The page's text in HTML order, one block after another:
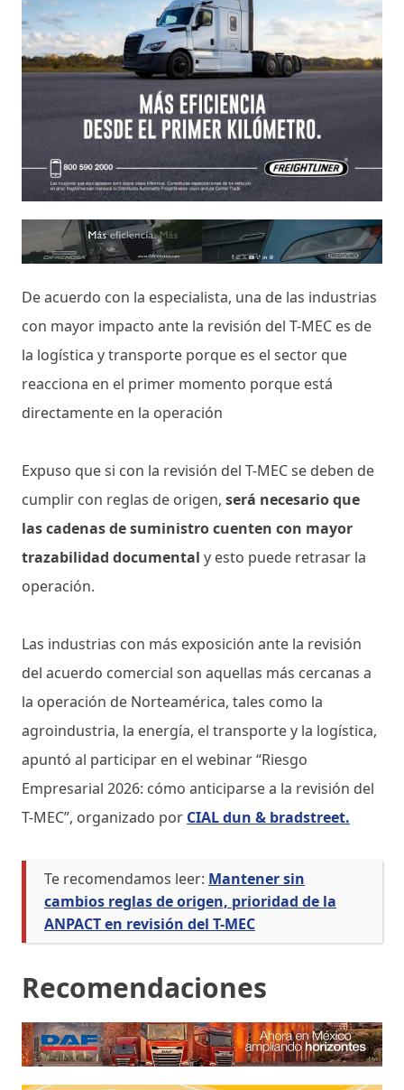
De acuerdo con la especialista, una de las industrias
con mayor impacto ante la revisión del T-MEC es de
la logística y transporte porque es el sector que
reacciona en el primer momento porque está
directamente en la operación
Expuso que si con la revisión del T-MEC se deben de
cumplir con reglas de origen, será necesario que
las cadenas de suministro cuenten con mayor
trazabilidad documental y esto puede retrasar la
operación.
Las industrias con más exposición ante la revisión
del acuerdo comercial son aquellas más cercanas a
la operación de Norteamérica, tales como la
agroindustria, la energía, el transporte y la logística,
apuntó al participar en el webinar “Riesgo
Empresarial 2026: cómo anticiparse a la revisión del
T-MEC”, organizado por CIAL dun & bradstreet.
Te recomendamos leer: Mantener sin
cambios reglas de origen, prioridad de la
ANPACT en revisión del T-MEC
Recomendaciones